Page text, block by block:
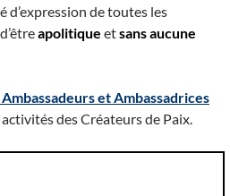
d’expression de toutes les
apolitique etsans aucune
et Ambassadrices
des Créateurs de Paix.